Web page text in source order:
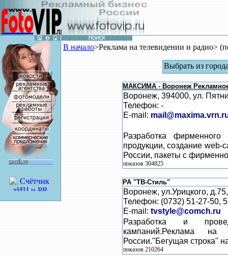
В начало>Реклама на телевидении и радио>
Выбрать из
МАКСИМА - Воронеж Рекламное
Воронеж, 394000, ул.
Телефон: -
E-mail:
Разработка
продукции, создание
России, пакеты с
показов 304825
РА "ТВ-Стиль"
Воронеж, ул.Урицкого,
Телефон: (0732) 51-27-50,
E-mail: tvstyle@comch.ru
Разработка и
кампаний.Реклама
России."Бегущая строка"
показов 210264